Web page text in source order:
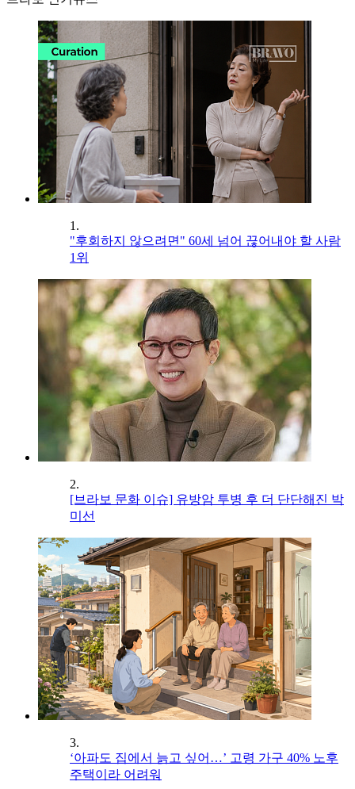
1.
"후회하지 않으려면" 60세 넘어 끊어내야 할 사람
1위
2.
[브라보 문화 이슈] 유방암 투병 후 더 단단해진 박
미선
3.
‘아파도 집에서 늙고 싶어…’ 고령 가구 40% 노후
주택이라 어려워